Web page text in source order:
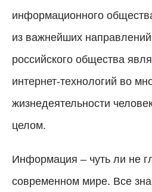
информационного
из важнейших
российского общества
интернет-технологий во
жизнедеятельности
целом.
Информация – чуть ли не
современном мире. Все